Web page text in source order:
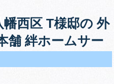
西区 T様邸の 外
舗 絆ホームサー